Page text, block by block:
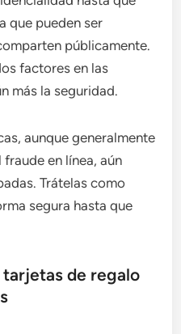
que pueden ser
públicamente.
factores en las
más la seguridad.
aunque generalmente
en línea, aún
Trátelas como
segura hasta que
tarjetas de regalo